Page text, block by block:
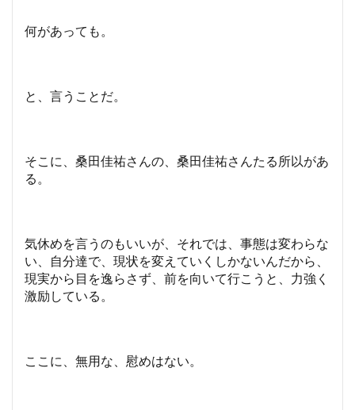
何があっても。
と、言うことだ。
そこに、桑田佳祐さんの、桑田佳祐さんたる所以があ
る。
気休めを言うのもいいが、それでは、事態は変わらな
い、自分達で、現状を変えていくしかないんだから、
現実から目を逸らさず、前を向いて行こうと、力強く
激励している。
ここに、無用な、慰めはない。